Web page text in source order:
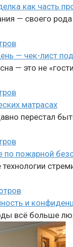
как часть
— своего
— чек-лист
— это не
матрасах
перестал
по пожарной
и
всё больше